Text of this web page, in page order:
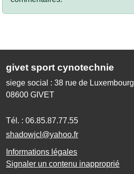
givet sport cynotechnie
siege social : 38 rue de Luxembourg
08600 GIVET
Tél. : 06.85.87.77.55
shadowjcl@yahoo.fr
Informations légales
Signaler un contenu inapproprié